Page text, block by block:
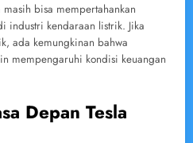
masih bisa mempertahankan
industri kendaraan listrik. Jika
ada kemungkinan bahwa
mempengaruhi kondisi keuangan
Depan Tesla